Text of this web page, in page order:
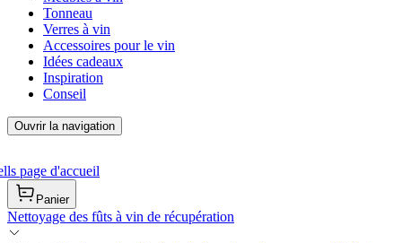
Tonneau
Verres à vin
Accessoires pour le vin
Idées cadeaux
Inspiration
Conseil
Ouvrir la navigation
page d'accueil
Panier
Nettoyage des fûts à vin de récupération